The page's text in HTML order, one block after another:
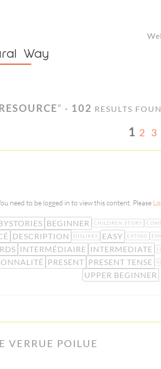
Way
” · 102 RESULTS
1 2 3
need to be logged in to view this content. Please
BEGINNER CHILDREN STORY
DESCRIPTION DISLIKES EASY EATING
INTERMÉDIAIRE INTERMEDIATE
PRESENT PRESENT TENSE
UPPER BEGINNER
VERRUE POILUE